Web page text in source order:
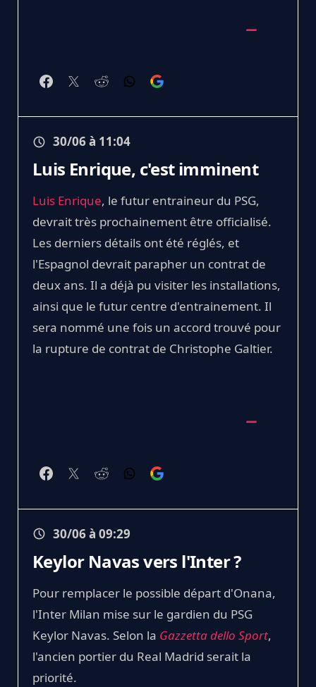
30/06 à 11:04
Luis Enrique, c'est imminent
Luis Enrique, le futur entraineur du PSG,
devrait très prochainement être officialisé.
Les derniers détails ont été réglés, et
l'Espagnol devrait parapher un contrat de
deux ans. Il a déjà pu visiter les installations,
ainsi que le futur centre d'entrainement. Il
sera nommé une fois un accord trouvé pour
la rupture de contrat de Christophe Galtier.
30/06 à 09:29
Keylor Navas vers l'Inter ?
Pour remplacer le possible départ d'Onana,
l'Inter Milan mise sur le gardien du PSG
Keylor Navas. Selon la Gazzetta dello Sport,
l'ancien portier du Real Madrid serait la
priorité.